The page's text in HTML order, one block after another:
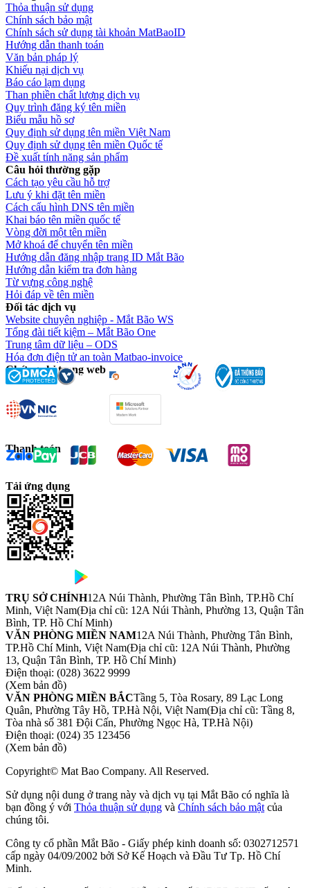
Thỏa thuận sử dụng
Chính sách bảo mật
Chính sách sử dụng tài khoản MatBaoID
Hướng dẫn thanh toán
Văn bản pháp lý
Khiếu nại dịch vụ
Báo cáo lạm dụng
Than phiền chất lượng dịch vụ
Quy trình đăng ký tên miền
Biểu mẫu hồ sơ
Quy định sử dụng tên miền Việt Nam
Quy định sử dụng tên miền Quốc tế
Đề xuất tính năng sản phẩm
Câu hỏi thường gặp
Cách tạo yêu cầu hỗ trợ
Lưu ý khi đặt tên miền
Cách cấu hình DNS tên miền
Khai báo tên miền quốc tế
Vòng đời một tên miền
Mở khoá để chuyển tên miền
Hướng dẫn đăng nhập trang ID Mắt Bão
Hướng dẫn kiểm tra đơn hàng
Từ vựng công nghệ
Hỏi đáp về tên miền
Đối tác dịch vụ
Website chuyên nghiệp - Mắt Bão WS
Tổng đài tiết kiệm – Mắt Bão One
Trung tâm dữ liệu – ODS
Hóa đơn điện tử an toàn Matbao-invoice
Chứng chỉ trang web
Thanh toán
Tải ứng dụng
TRỤ SỞ CHÍNH12A Núi Thành, Phường Tân Bình, TP.Hồ Chí
Minh, Việt Nam(Địa chỉ cũ: 12A Núi Thành, Phường 13, Quận Tân
Bình, TP. Hồ Chí Minh)
VĂN PHÒNG MIỀN NAM12A Núi Thành, Phường Tân Bình,
TP.Hồ Chí Minh, Việt Nam(Địa chỉ cũ: 12A Núi Thành, Phường
13, Quận Tân Bình, TP. Hồ Chí Minh)
Điện thoại: (028) 3622 9999
(Xem bản đồ)
VĂN PHÒNG MIỀN BẮCTầng 5, Tòa Rosary, 89 Lạc Long
Quân, Phường Tây Hồ, TP.Hà Nội, Việt Nam(Địa chỉ cũ: Tầng 8,
Tòa nhà số 381 Đội Cấn, Phường Ngọc Hà, TP.Hà Nội)
Điện thoại: (024) 35 123456
(Xem bản đồ)
Copyright© Mat Bao Company. All Reserved.
Sử dụng nội dung ở trang này và dịch vụ tại Mắt Bão có nghĩa là
bạn đồng ý với Thỏa thuận sử dụng và Chính sách bảo mật của
chúng tôi.
Công ty cổ phần Mắt Bão - Giấy phép kinh doanh số: 0302712571
cấp ngày 04/09/2002 bởi Sở Kế Hoạch và Đầu Tư Tp. Hồ Chí
Minh.